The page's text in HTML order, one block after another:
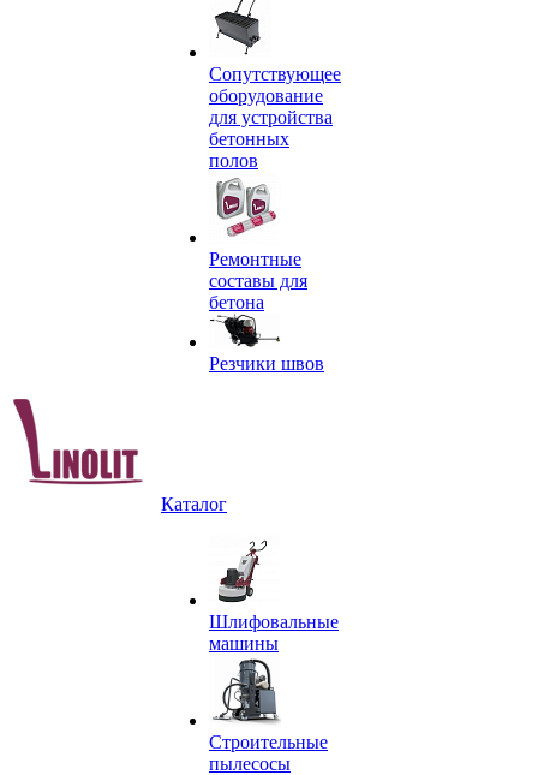
Сопутствующее
оборудование
для устройства
бетонных
полов
Ремонтные
составы для
бетона
Резчики швов
Каталог
Шлифовальные
машины
Строительные
пылесосы